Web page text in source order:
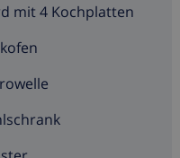
mit 4 Kochplatten